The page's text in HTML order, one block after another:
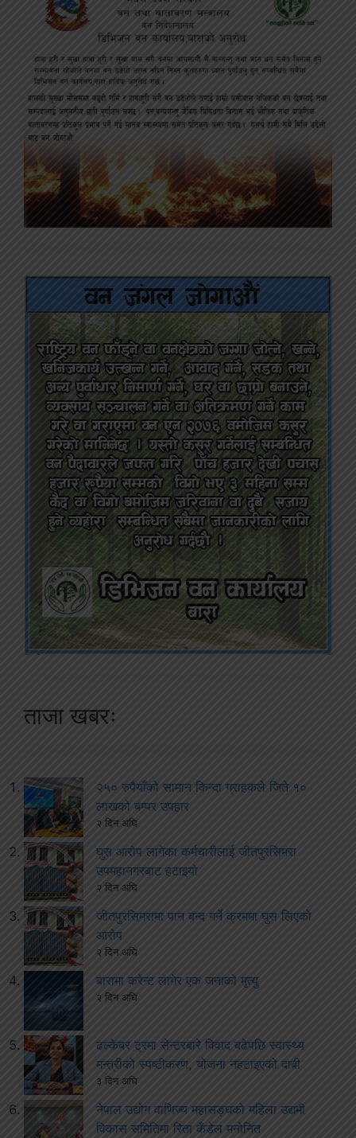
ताजा खबरः
२५० रुपैयाँको सामान किन्दा ग्राहकले जिते १०
लाखको बम्पर उपहार
२ दिन अघि
घुस आरोप लागेका कर्मचारीलाई जीतपुरसिमरा
उपमहानगरबाट हटाइयो
२ दिन अघि
जीतपुरसिमरामा पान बन्द गर्ने क्रममा घुस लिएको
आरोप
२ दिन अघि
बारामा करेन्ट लागेर एक जनाको मृत्यु
२ दिन अघि
ढल्केबर ट्रमा सेन्टरबारे विवाद बढेपछि स्वास्थ्य
मन्त्रीको स्पष्टीकरण, योजना नहटाइएको दाबी
३ दिन अघि
नेपाल उद्योग वाणिज्य महासङ्घको महिला उद्यमी
विकास समितिमा रिता कँडेल मनोनित